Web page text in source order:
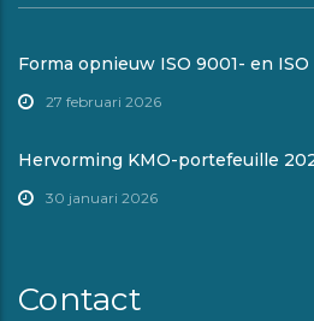
Forma opnieuw ISO 9001- en
27 februari 2026
Hervorming KMO-portefeuille
30 januari 2026
Contact